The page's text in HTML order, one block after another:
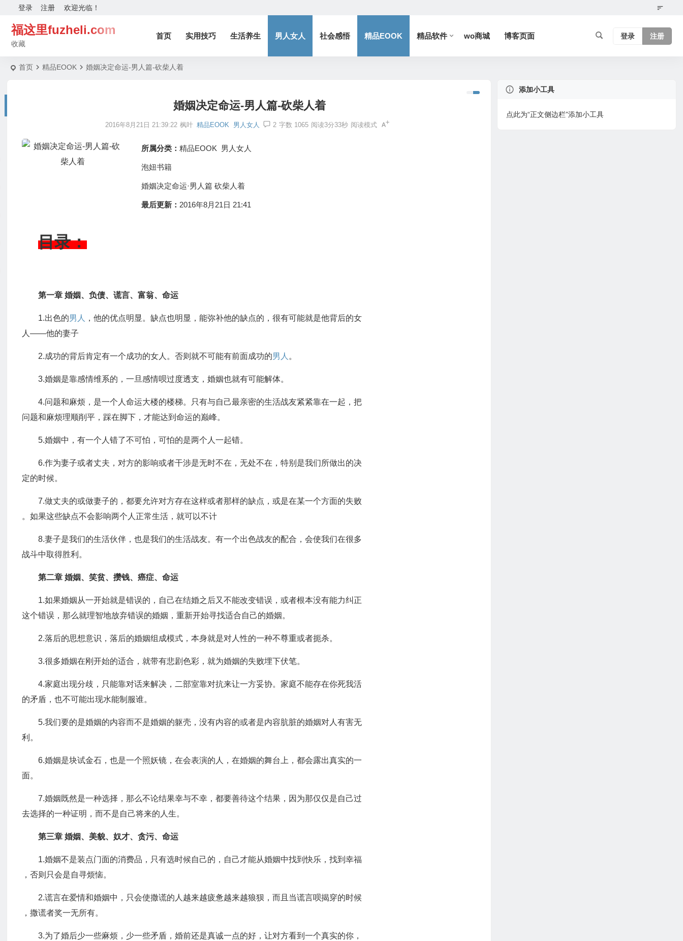
欢迎光临！
登录 注册
福这里fuzheli.com
收藏
首页 实用技巧 生活养生 男人女人 社会感悟 精品EOOK 精品软件 wo商城 博客页面 登录 注册
首页 精品EOOK 婚姻决定命运-男人篇-砍柴人着
婚姻决定命运-男人篇-砍柴人着
2016年8月21日 21:39:22 枫叶 精品EOOK 男人女人 2 字数 1065 阅读3分33秒 阅读模式
所属分类：精品EOOK 男人女人
泡妞书籍
婚姻决定命运·男人篇 砍柴人着
最后更新： 2016年8月21日 21:41
目录：
第一章 婚姻、负债、谎言、富翁、命运
1.出色的男人
，他的优点明显。缺点也明显，能弥补他的缺点的，很有可能就是他背后的女
人——他的妻子
2.成功的背后肯定有一个成功的女人。否则就不可能有前面成功的男人 。
3.婚姻是靠感情维系的，一旦感情呗过度透支，婚姻也就有可能解体。
4.问题和麻烦，是一个人命运大楼的楼梯。只有与自己最亲密的生活战友紧紧靠在一起，把
问题和麻烦理顺削平，踩在脚下，才能达到命运的巅峰。
5.婚姻中，有一个人错了不可怕，可怕的是两个人一起错。
6.作为妻子或者丈夫，对方的影响或者干涉是无时不在，无处不在，特别是我们所做出的决
定的时候。
7.做丈夫的或做妻子的，都要允许对方存在这样或者那样的缺点，或是在某一个方面的失败
。如果这些缺点不会影响两个人正常生活，就可以不计
8.妻子是我们的生活伙伴，也是我们的生活战友。有一个出色战友的配合，会使我们在很多
战斗中取得胜利。
第二章 婚姻、笑贫、攒钱、癌症、命运
1.如果婚姻从一开始就是错误的，自己在结婚之后又不能改变错误，或者根本没有能力纠正
这个错误，那么就理智地放弃错误的婚姻，重新开始寻找适合自己的婚姻。
2.落后的思想意识，落后的婚姻组成模式，本身就是对人性的一种不尊重或者扼杀。
3.很多婚姻在刚开始的适合，就带有悲剧色彩，就为婚姻的失败埋下伏笔。
4.家庭出现分歧，只能靠对话来解决，二部室靠对抗来让一方妥协。家庭不能存在你死我活
的矛盾，也不可能出现水能制服谁。
5.我们要的是婚姻的内容而不是婚姻的躯壳，没有内容的或者是内容肮脏的婚姻对人有害无
利。
6.婚姻是块试金石，也是一个照妖镜，在会表演的人，在婚姻的舞台上，都会露出真实的一
面。
7.婚姻既然是一种选择，那么不论结果幸与不幸，都要善待这个结果，因为那仅仅是自己过
去选择的一种证明，而不是自己将来的人生。
第三章 婚姻、美貌、奴才、贪污、命运
1.婚姻不是装点门面的消费品，只有选时候自己的，自己才能从婚姻中找到快乐，找到幸福
，否则只会是自寻烦恼。
2.谎言在爱情和婚姻中，只会使撒谎的人越来越疲惫越来越狼狈，而且当谎言呗揭穿的时候
，撒谎者奖一无所有。
3.为了婚后少一些麻烦，少一些矛盾，婚前还是真诚一点的好，让对方看到一个真实的你，
添加小工具
点此为“正文侧边栏”添加小工具